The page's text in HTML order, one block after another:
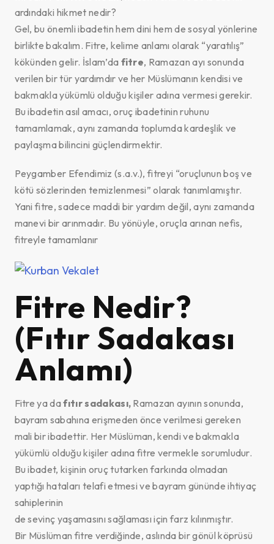
ardındaki hikmet nedir?
Gel, bu önemli ibadetin hem dini hem de sosyal yönlerine
birlikte bakalım. Fitre, kelime anlamı olarak “yaratılış”
kökünden gelir. İslam’da fitre, Ramazan ayı sonunda
verilen bir tür yardımdır ve her Müslümanın kendisi ve
bakmakla yükümlü olduğu kişiler adına vermesi gerekir.
Bu ibadetin asıl amacı, oruç ibadetinin ruhunu
tamamlamak, aynı zamanda toplumda kardeşlik ve
paylaşma bilincini güçlendirmektir.
Peygamber Efendimiz (s.a.v.), fitreyi “oruçlunun boş ve
kötü sözlerinden temizlenmesi” olarak tanımlamıştır.
Yani fitre, sadece maddi bir yardım değil, aynı zamanda
manevi bir arınmadır. Bu yönüyle, oruçla arınan nefis,
fitreyle tamamlanır
Fitre Nedir?
(Fıtır Sadakası
Anlamı)
Fitre ya dafıtır sadakası, Ramazan ayının sonunda,
bayram sabahına erişmeden önce verilmesi gereken
mali bir ibadettir. Her Müslüman, kendi ve bakmakla
yükümlü olduğu kişiler adına fitre vermekle sorumludur.
Bu ibadet, kişinin oruç tutarken farkında olmadan
yaptığı hataları telafi etmesi ve bayram gününde ihtiyaç
sahiplerinin
de sevinç yaşamasını sağlaması için farz kılınmıştır.
Bir Müslüman fitre verdiğinde, aslında bir gönül köprüsü